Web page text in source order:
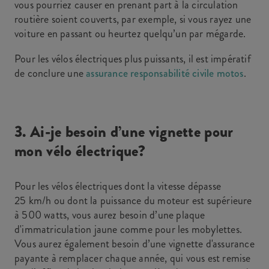
vous pourriez causer en prenant part à la circulation
routière soient couverts, par exemple, si vous rayez une
voiture en passant ou heurtez quelqu’un par mégarde.
Pour les vélos électriques plus puissants, il est impératif
de conclure uneassurance responsabilité civile motos.
3. Ai-je besoin d’une vignette pour
mon vélo électrique?
Pour les vélos électriques dont la vitesse dépasse
25 km/h ou dont la puissance du moteur est supérieure
à 500 watts, vous aurez besoin d’une plaque
d'immatriculation jaune comme pour les mobylettes.
Vous aurez également besoin d’une vignette d'assurance
payante à remplacer chaque année, qui vous est remise